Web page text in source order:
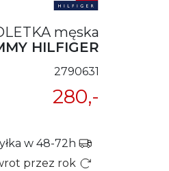
męska
HILFIGER
2790631
280,-
w 48-72h
przez rok